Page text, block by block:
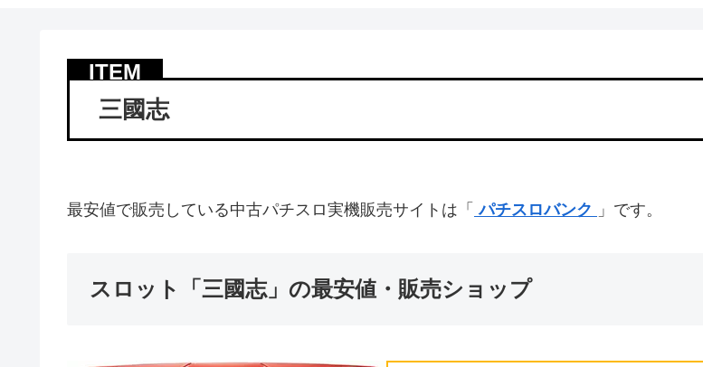
三國志
最安値で販売している中古パチスロ実機販売サイトは「 パチスロバンク 」です。
スロット「三國志」の最安値・販売ショップ